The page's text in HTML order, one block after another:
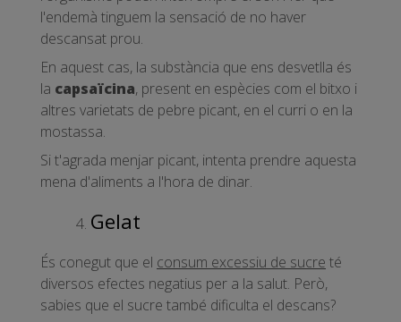
l'endemà tinguem la sensació de no haver
descansat prou.
En aquest cas, la substància que ens desvetlla és
la capsaïcina, present en espècies com el bitxo i
altres varietats de pebre picant, en el curri o en la
mostassa.
Si t'agrada menjar picant, intenta prendre aquesta
mena d'aliments a l'hora de dinar.
Gelat
És conegut que el consum excessiu de sucre té
diversos efectes negatius per a la salut. Però,
sabies que el sucre també dificulta el descans?